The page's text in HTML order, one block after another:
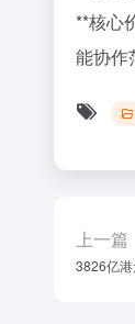
**核心
能协作
上一篇
3826亿港